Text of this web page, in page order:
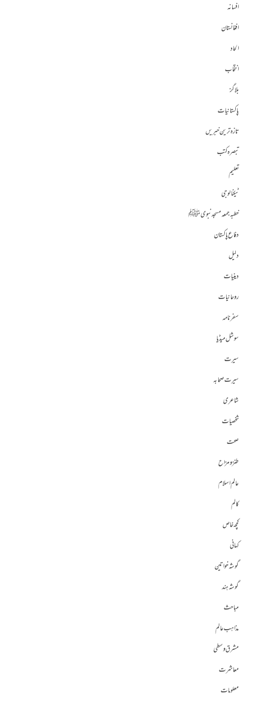
افسانہ
افغانستان
الحاد
انتخاب
بلاگز
پاکستانیات
تازہ ترین خبریں
تبصرہ کتب
تعلیم
ٹیکنالوجی
خطبہ جمعہ مسجد نبوی ﷺ
دفاع پاکستان
دلیل
دینیات
روحانیات
سفرنامہ
سوشل میڈیا
سیرت
سیرت صحابہ
شاعری
شخصیات
صحت
طنز و مزاح
عالم اسلام
کالم
کچھ خاص
کہانی
گوشہ خواتین
گوشہ ہند
مباحث
مذاہب عالم
مشرق وسطی
معاشرت
معلومات